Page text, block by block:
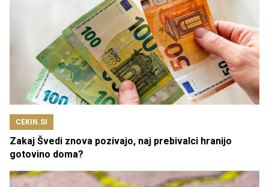
CEKIN.SI
Zakaj Švedi znova pozivajo, naj prebivalci hranijo
gotovino doma?